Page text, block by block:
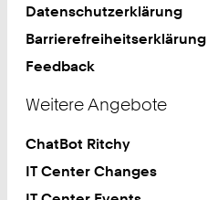
Datenschutzerklärung
Barrierefreiheitserklärung
Feedback
Weitere Angebote
ChatBot Ritchy
IT Center Changes